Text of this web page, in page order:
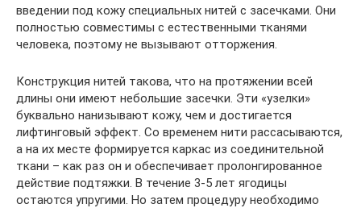
введении под кожу специальных нитей с засечками. Они
полностью совместимы с естественными тканями
человека, поэтому не вызывают отторжения.
Конструкция нитей такова, что на протяжении всей
длины они имеют небольшие засечки. Эти «узелки»
буквально нанизывают кожу, чем и достигается
лифтинговый эффект. Со временем нити рассасываются,
а на их месте формируется каркас из соединительной
ткани – как раз он и обеспечивает пролонгированное
действие подтяжки. В течение 3-5 лет ягодицы
остаются упругими. Но затем процедуру необходимо